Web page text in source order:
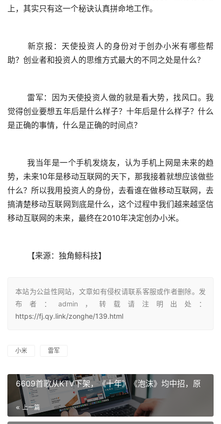
上，其实只有这一个秘诀认真拼命地工作。
	新京报：天使投资人的身份对于创办小米有哪些帮
助？创业者和投资人的思维方式最大的不同之处是什么？
觉得创业要想五年后是什么样子？十年后是什么样子？什么
是正确的事情，什么是正确的时间点？
	我当年是一个手机发烧友，认为手机上网是未来的趋
势，未来10年是移动互联网的天下，那我接着就想应该做些
什么？所以我用投资人的身份，去看谁在做移动互联网，去
搞清楚移动互联网到底是什么，这个过程中我们越来越坚信
移动互联网的未来，最终在2010年决定创办小米。
	【来源：独角鲸科技】
本站为公益性网站，文章如有侵权请联系客服或作者删除。发
布者：admin，转载请注明出处：
https://fj.qy.link/zonghe/139.html
小米 雷军
6609首歌从KTV下架，《十年》《泡沫》均中招，原
上一篇